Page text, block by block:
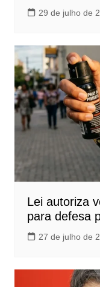
29 de julho de
Lei autoriza
para defesa
27 de julho de